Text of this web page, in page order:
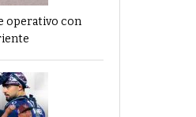
operativo con